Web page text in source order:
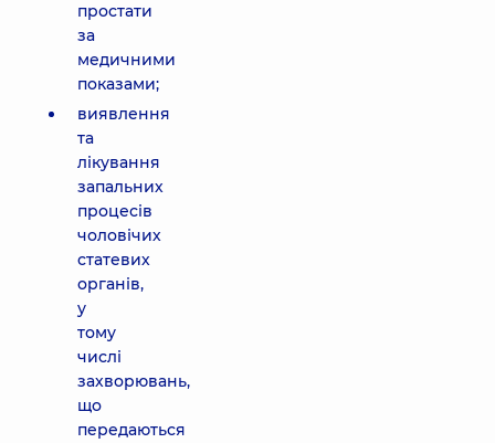
простати
за
медичними
показами;
виявлення
та
лікування
запальних
процесів
чоловічих
статевих
органів,
у
тому
числі
захворювань,
що
передаються